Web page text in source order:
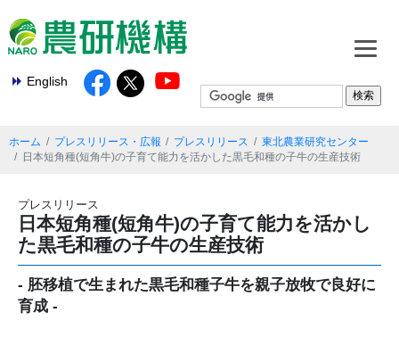
English
ホーム プレスリリース・広報 プレスリリース
東北農業研究センター
日本短角種(短角牛)の子育て能力を活かした黒毛和種の子牛の生産技術
プレスリリース
日本短角種(短角牛)の子育て能力を活かし
た黒毛和種の子牛の生産技術
- 胚移植で生まれた黒毛和種子牛を親子放牧で良好に
育成 -